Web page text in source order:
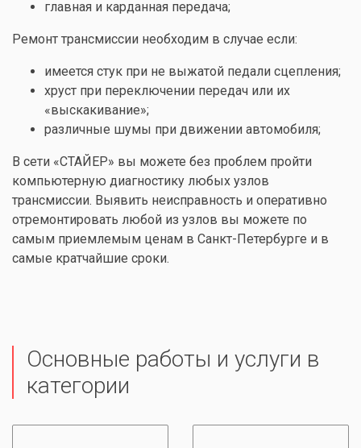
главная и карданная передача;
Ремонт трансмиссии необходим в случае если:
имеется стук при не выжатой педали сцепления;
хруст при переключении передач или их
«выскакивание»;
различные шумы при движении автомобиля;
В сети «СТАЙЕР» вы можете без проблем пройти
компьютерную диагностику любых узлов
трансмиссии. Выявить неисправность и оперативно
отремонтировать любой из узлов вы можете по
самым приемлемым ценам в Санкт-Петербурге и в
самые кратчайшие сроки.
Основные работы и услуги в
категории